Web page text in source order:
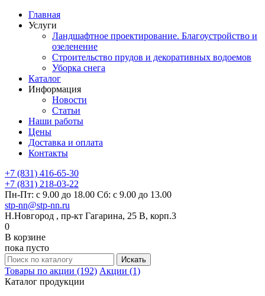
Главная
Услуги
Ландшафтное проектирование. Благоустройство и
озеленение
Строительство прудов и декоративных водоемов
Уборка снега
Каталог
Информация
Новости
Статьи
Наши работы
Цены
Доставка и оплата
Контакты
+7 (831) 416-65-30
+7 (831) 218-03-22
Пн-Пт: с 9.00 до 18.00 Сб: с 9.00 до 13.00
stp-nn@stp-nn.ru
Н.Новгород , пр-кт Гагарина, 25 В, корп.3
0
В корзине
пока пусто
Товары по акции (192) Акции (1)
Каталог продукции